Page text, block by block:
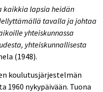
kaikkia lapsia heidän
tavalla ja johtaa
yhteiskunnassa
yhteiskunnallisesta
(1948).
koulutusjärjestelmän
nykypäivään. Tuona